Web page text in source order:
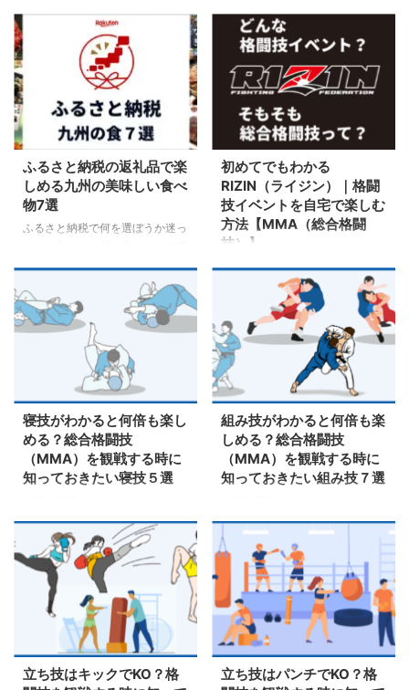
10インチの大画面なのに1万円台
で買えるコスパ最高のFire HD
10（第13世代）の特徴や購入す
るメリット、イマイチなところ、
他社商品との比較もしながら徹底
解説
技）なのか？ルールの説明から、
UFCに出場している最強選手の紹
介、実際にUFCを見る方法、さら
によくある質問まで、わかりやす
く解説
ふるさと納税の返礼品で楽
しめる九州の美味しい食べ
物7選
ふるさと納税で何を選ぼうか迷っ
が申し込んで満足した「ふるさと
納税の返礼品で楽しめる九州の美
味しい食べ物7選」をご紹介
初めてでもわかる
RIZIN（ライジン）｜格闘
技イベントを自宅で楽しむ
方法【MMA（総合格闘
技）】
リアル格闘エンターテインメント
「RIZIN（ライジン）」がどんな
格闘技イベントなのか？をご紹介
しながら、RIZIN（ライジン）を
自宅で気軽に楽しむ方法まで解説
寝技がわかると何倍も楽し
める？総合格闘技
（MMA）を観戦する時に
知っておきたい寝技５選
や、どんなテクニックがあるの
か？どこを狙ってその技を出して
いるか？を知って、理解できるよ
うに、基本的な寝技を徹底解説。
組み技がわかると何倍も楽
しめる？総合格闘技
（MMA）を観戦する時に
知っておきたい組み技７選
や、どんなテクニックがあるの
か？どこを狙ってその技を出して
いるか？を知って、理解できるよ
うに、基本的な組み技を徹底解
説。
立ち技はキックでKO？格
立ち技はパンチでKO？格